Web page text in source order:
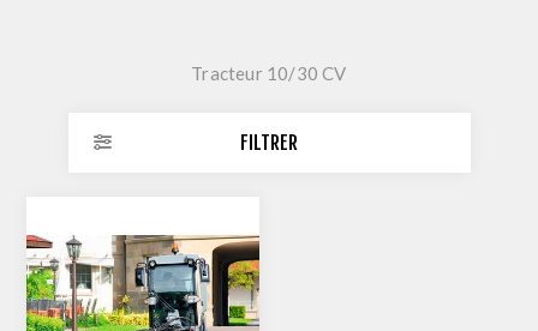
Tracteur 10/30 CV
FILTRER